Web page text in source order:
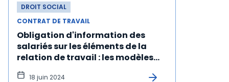
DROIT SOCIAL
CONTRAT DE TRAVAIL
Obligation d'information des
salariés sur les éléments de la
relation de travail : les modèles
sont publiés
18 juin 2024